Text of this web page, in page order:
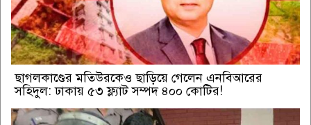
ছাগলকাণ্ডের মতিউরকেও ছাড়িয়ে গেলেন এনবিআরের
সহিদুল: ঢাকায় ৫৩ ফ্ল্যাট সম্পদ ৪০০ কোটির!